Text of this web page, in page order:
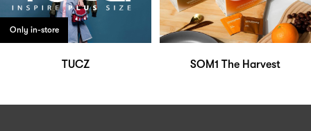
Only in-store
TUCZ SOM1 The Harvest